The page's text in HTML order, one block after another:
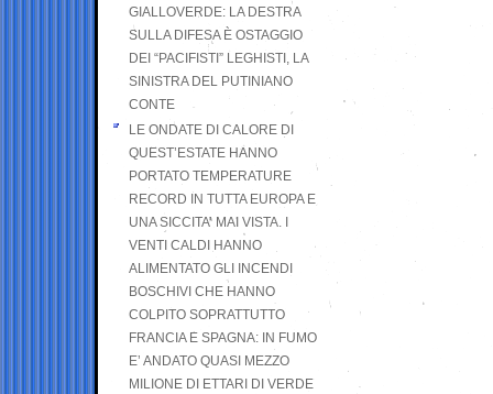
GIALLOVERDE: LA DESTRA
SULLA DIFESA È OSTAGGIO
DEI “PACIFISTI” LEGHISTI, LA
SINISTRA DEL PUTINIANO
CONTE
LE ONDATE DI CALORE DI
QUEST’ESTATE HANNO
PORTATO TEMPERATURE
RECORD IN TUTTA EUROPA E
UNA SICCITA’ MAI VISTA. I
VENTI CALDI HANNO
ALIMENTATO GLI INCENDI
BOSCHIVI CHE HANNO
COLPITO SOPRATTUTTO
FRANCIA E SPAGNA: IN FUMO
E’ ANDATO QUASI MEZZO
MILIONE DI ETTARI DI VERDE